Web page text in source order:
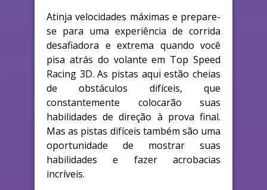
Atinja velocidades máximas e prepare-
se para uma experiência de corrida
desafiadora e extrema quando você
pisa atrás do volante em Top Speed
Racing 3D. As pistas aqui estão cheias
de obstáculos difíceis, que
constantemente colocarão suas
habilidades de direção à prova final.
Mas as pistas difíceis também são uma
oportunidade de mostrar suas
habilidades e fazer acrobacias
incríveis.